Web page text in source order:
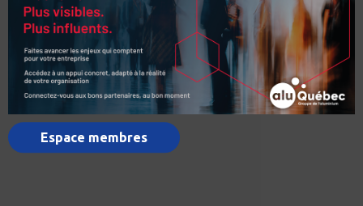
Espace membres